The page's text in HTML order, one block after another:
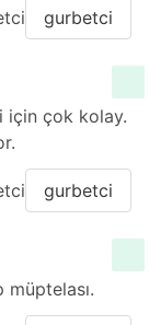
gurbetci
için çok kolay.
gurbetci